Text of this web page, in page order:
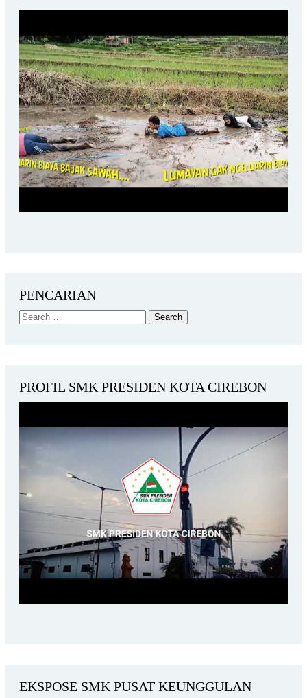
PENCARIAN
PROFIL SMK PRESIDEN KOTA CIREBON
EKSPOSE SMK PUSAT KEUNGGULAN